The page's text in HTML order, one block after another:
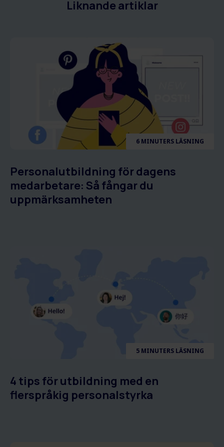
Liknande artiklar
6 MINUTERS LÄSNING
Personalutbildning för dagens
medarbetare: Så fångar du
uppmärksamheten
5 MINUTERS LÄSNING
4 tips för utbildning med en
flerspråkig personalstyrka